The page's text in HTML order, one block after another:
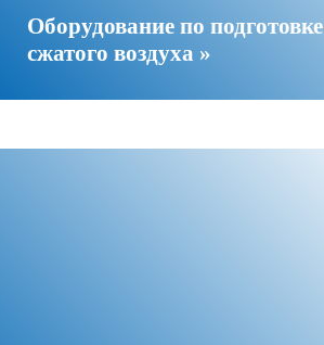
Оборудование по подготовке
сжатого воздуха »